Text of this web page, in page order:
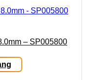
– SP005800